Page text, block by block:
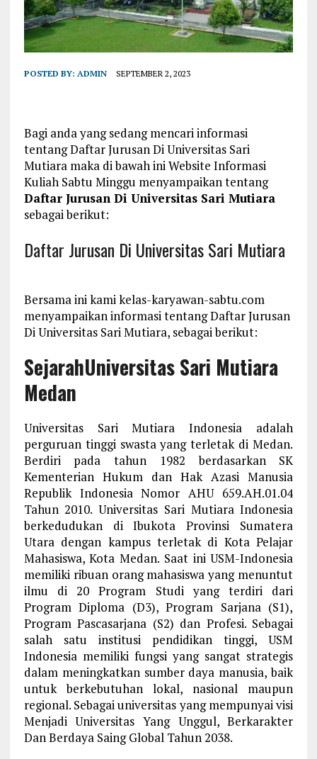
POSTED BY: ADMIN SEPTEMBER 2, 2023
Bagi anda yang sedang mencari informasi
tentang Daftar Jurusan Di Universitas Sari
Mutiara maka di bawah ini Website Informasi
Kuliah Sabtu Minggu menyampaikan tentang
Daftar Jurusan Di Universitas Sari Mutiara
sebagai berikut:
Daftar Jurusan Di Universitas Sari Mutiara
Bersama ini kami kelas-karyawan-sabtu.com
menyampaikan informasi tentang Daftar Jurusan
Di Universitas Sari Mutiara, sebagai berikut:
SejarahUniversitas Sari Mutiara
Medan
Universitas Sari Mutiara Indonesia adalah
perguruan tinggi swasta yang terletak di Medan.
Berdiri pada tahun 1982 berdasarkan SK
Kementerian Hukum dan Hak Azasi Manusia
Republik Indonesia Nomor AHU 659.AH.01.04
Tahun 2010. Universitas Sari Mutiara Indonesia
berkedudukan di Ibukota Provinsi Sumatera
Utara dengan kampus terletak di Kota Pelajar
Mahasiswa, Kota Medan. Saat ini USM-Indonesia
memiliki ribuan orang mahasiswa yang menuntut
ilmu di 20 Program Studi yang terdiri dari
Program Diploma (D3), Program Sarjana (S1),
Program Pascasarjana (S2) dan Profesi. Sebagai
salah satu institusi pendidikan tinggi, USM
Indonesia memiliki fungsi yang sangat strategis
dalam meningkatkan sumber daya manusia, baik
untuk berkebutuhan lokal, nasional maupun
regional. Sebagai universitas yang mempunyai visi
Menjadi Universitas Yang Unggul, Berkarakter
Dan Berdaya Saing Global Tahun 2038.